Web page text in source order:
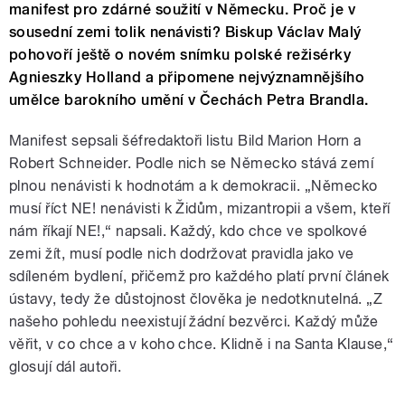
manifest pro zdárné soužití v Německu. Proč je v
sousední zemi tolik nenávisti? Biskup Václav Malý
pohovoří ještě o novém snímku polské režisérky
Agnieszky Holland a připomene nejvýznamnějšího
umělce barokního umění v Čechách Petra Brandla.
Manifest sepsali šéfredaktoři listu Bild Marion Horn a
Robert Schneider. Podle nich se Německo stává zemí
plnou nenávisti k hodnotám a k demokracii. „Německo
musí říct NE! nenávisti k Židům, mizantropii a všem, kteří
nám říkají NE!,“ napsali. Každý, kdo chce ve spolkové
zemi žít, musí podle nich dodržovat pravidla jako ve
sdíleném bydlení, přičemž pro každého platí první článek
ústavy, tedy že důstojnost člověka je nedotknutelná. „Z
našeho pohledu neexistují žádní bezvěrci. Každý může
věřit, v co chce a v koho chce. Klidně i na Santa Klause,“
glosují dál autoři.